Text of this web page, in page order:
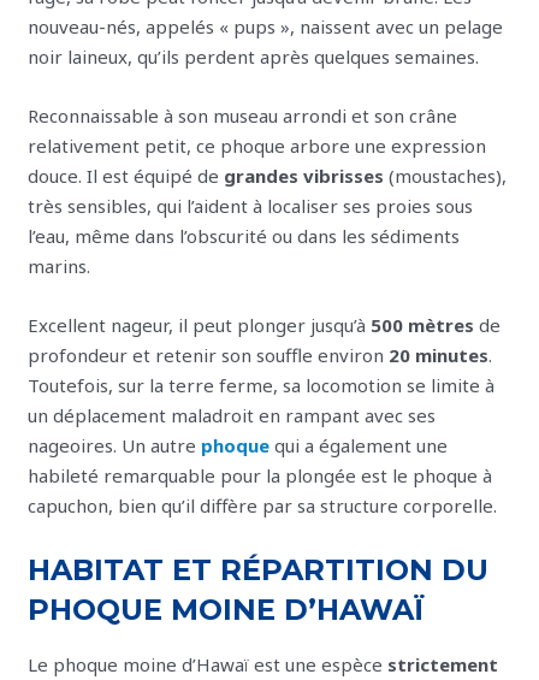
nouveau-nés, appelés « pups », naissent avec un pelage
noir laineux, qu’ils perdent après quelques semaines.
Reconnaissable à son museau arrondi et son crâne
relativement petit, ce phoque arbore une expression
douce. Il est équipé de grandes vibrisses (moustaches),
très sensibles, qui l’aident à localiser ses proies sous
l’eau, même dans l’obscurité ou dans les sédiments
marins.
Excellent nageur, il peut plonger jusqu’à 500 mètres de
profondeur et retenir son souffle environ 20 minutes.
Toutefois, sur la terre ferme, sa locomotion se limite à
un déplacement maladroit en rampant avec ses
nageoires. Un autre phoque qui a également une
habileté remarquable pour la plongée est le phoque à
capuchon, bien qu’il diffère par sa structure corporelle.
HABITAT ET RÉPARTITION DU
PHOQUE MOINE D’HAWAÏ
Le phoque moine d’Hawaï est une espèce strictement